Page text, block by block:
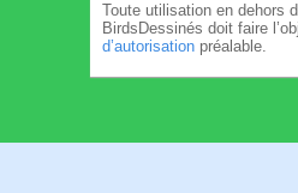
Toute utilisation en dehors
BirdsDessinés doit faire
d’autorisation préalable.